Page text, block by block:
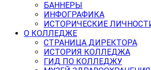
БАННЕРЫ
ИНФОГРАФИКА
ИСТОРИЧЕСКИЕ
О КОЛЛЕДЖЕ
СТРАНИЦА ДИРЕКТОРА
ИСТОРИЯ КОЛЛЕДЖА
ГИД ПО КОЛЛЕДЖУ